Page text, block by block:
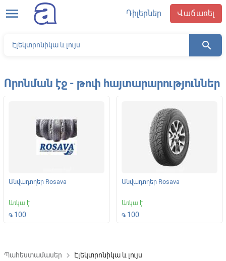
menu Դիլերներ Վաճառել
search
Որոնման էջ - թոփ հայտարարություններ
Անվադողեր Rosava
Առկա է
֏ 100
Անվադողեր Rosava
Առկա է
֏ 100
Պահեստամասեր keyboard_arrow_right Էլեկտրոնիկա և լույս